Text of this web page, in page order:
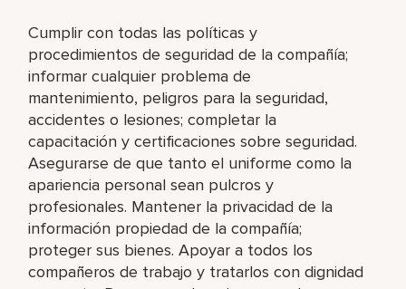
Cumplir con todas las políticas y
procedimientos de seguridad de la compañía;
informar cualquier problema de
mantenimiento, peligros para la seguridad,
accidentes o lesiones; completar la
capacitación y certificaciones sobre seguridad.
Asegurarse de que tanto el uniforme como la
apariencia personal sean pulcros y
profesionales. Mantener la privacidad de la
información propiedad de la compañía;
proteger sus bienes. Apoyar a todos los
compañeros de trabajo y tratarlos con dignidad